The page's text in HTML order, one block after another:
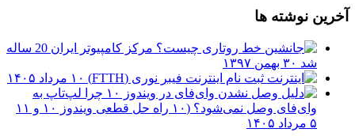
آخرین نوشته ها
مرکز کامپیوتر ایران 20 ساله
شد ۳۰ بهمن ۱۳۹۷
ثبت نام اینترنت فیبر نوری (FTTH)
۱۰ مرداد ۱۴۰۵
چرا لپ‌تاپ به
وای‌فای وصل نمی‌شود؟ (۱۰ راه حل قطعی ویندوز ۱۰ و ۱۱
۵ مرداد ۱۴۰۵